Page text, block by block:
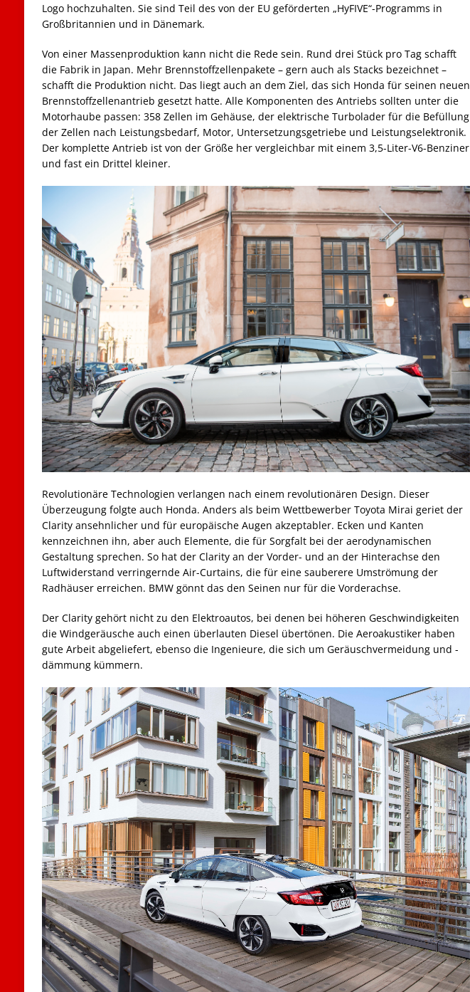
Logo hochzuhalten. Sie sind Teil des von der EU geförderten „HyFIVE“-Programms in
Großbritannien und in Dänemark.
Von einer Massenproduktion kann nicht die Rede sein. Rund drei Stück pro Tag schafft
die Fabrik in Japan. Mehr Brennstoffzellenpakete – gern auch als Stacks bezeichnet –
schafft die Produktion nicht. Das liegt auch an dem Ziel, das sich Honda für seinen neuen
Brennstoffzellenantrieb gesetzt hatte. Alle Komponenten des Antriebs sollten unter die
Motorhaube passen: 358 Zellen im Gehäuse, der elektrische Turbolader für die Befüllung
der Zellen nach Leistungsbedarf, Motor, Untersetzungsgetriebe und Leistungselektronik.
Der komplette Antrieb ist von der Größe her vergleichbar mit einem 3,5-Liter-V6-Benziner
und fast ein Drittel kleiner.
Revolutionäre Technologien verlangen nach einem revolutionären Design. Dieser
Überzeugung folgte auch Honda. Anders als beim Wettbewerber Toyota Mirai geriet der
Clarity ansehnlicher und für europäische Augen akzeptabler. Ecken und Kanten
kennzeichnen ihn, aber auch Elemente, die für Sorgfalt bei der aerodynamischen
Gestaltung sprechen. So hat der Clarity an der Vorder- und an der Hinterachse den
Luftwiderstand verringernde Air-Curtains, die für eine sauberere Umströmung der
Radhäuser erreichen. BMW gönnt das den Seinen nur für die Vorderachse.
Der Clarity gehört nicht zu den Elektroautos, bei denen bei höheren Geschwindigkeiten
die Windgeräusche auch einen überlauten Diesel übertönen. Die Aeroakustiker haben
gute Arbeit abgeliefert, ebenso die Ingenieure, die sich um Geräuschvermeidung und -
dämmung kümmern.